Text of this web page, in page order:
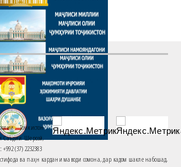
Тоҷикистон
Саъдии Шерозӣ,
+992 (37) 2232383
ва паҳн кардани маводи сомона, дар кадом шакле набошад,